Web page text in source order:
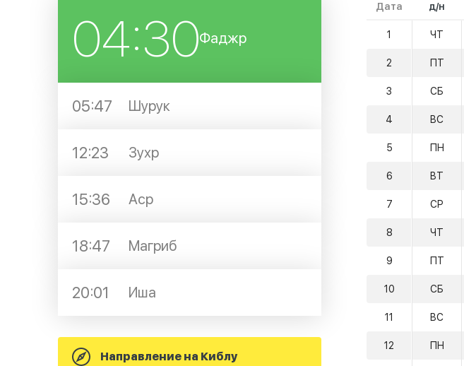
04:30Фаджр
05:47 Шурук
12:23 Зухр
15:36 Аср
18:47 Магриб
20:01 Иша
Направление на Киблу
Дата д/н
1 ЧТ
2 ПТ
3 СБ
4 ВС
5 ПН
6 ВТ
7 СР
8 ЧТ
9 ПТ
10 СБ
11 ВС
12 ПН